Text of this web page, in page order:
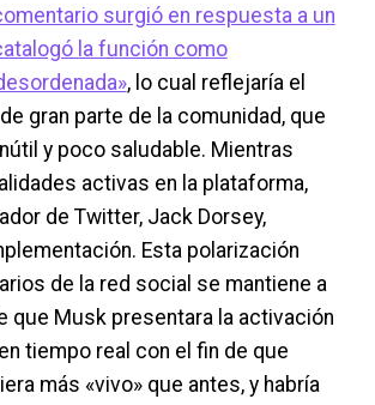
surgió en respuesta a un
la función como
, lo cual reflejaría el
gran parte de la comunidad, que
y poco saludable. Mientras
activas en la plataforma,
de Twitter, Jack Dorsey,
Esta polarización
de la red social se mantiene a
que Musk presentara la activación
tiempo real con el fin de que
más «vivo» que antes, y habría